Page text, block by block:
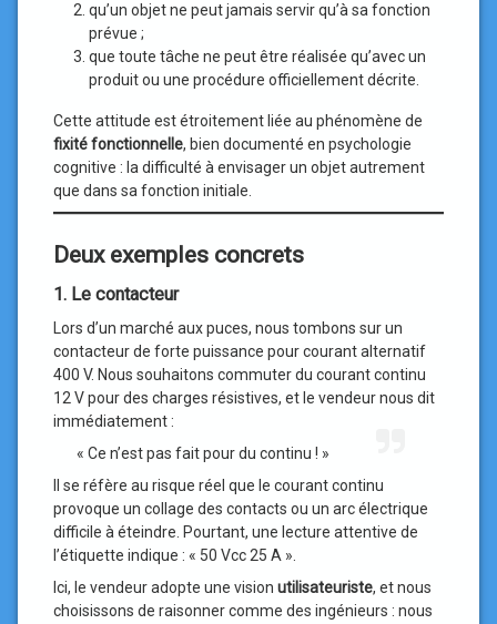
qu’un objet ne peut jamais servir qu’à sa fonction
prévue ;
que toute tâche ne peut être réalisée qu’avec un
produit ou une procédure officiellement décrite.
Cette attitude est étroitement liée au phénomène de
fixité fonctionnelle, bien documenté en psychologie
cognitive : la difficulté à envisager un objet autrement
que dans sa fonction initiale.
Deux exemples concrets
1. Le contacteur
Lors d’un marché aux puces, nous tombons sur un
contacteur de forte puissance pour courant alternatif
400 V. Nous souhaitons commuter du courant continu
12 V pour des charges résistives, et le vendeur nous dit
immédiatement :
« Ce n’est pas fait pour du continu ! »
Il se réfère au risque réel que le courant continu
provoque un collage des contacts ou un arc électrique
difficile à éteindre. Pourtant, une lecture attentive de
l’étiquette indique : « 50 Vcc 25 A ».
Ici, le vendeur adopte une vision utilisateuriste, et nous
choisissons de raisonner comme des ingénieurs : nous